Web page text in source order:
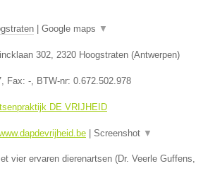
Google maps ▼
302, 2320 Hoogstraten (Antwerpen)
, Fax: -, BTW-nr: 0.672.502.978
DE VRIJHEID
Screenshot ▼
vier ervaren dierenartsen (Dr. Veerle Guffens,